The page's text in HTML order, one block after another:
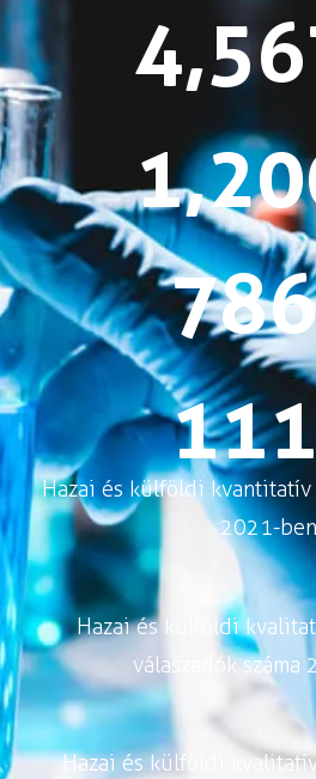
789
111
Hazai és külföldi kvantitatív
2021-ben
Hazai és külföldi
válaszadók száma
Hazai és külföldi